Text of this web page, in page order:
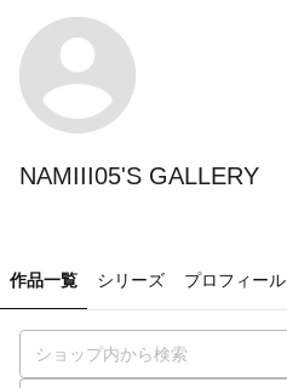
NAMIII05'S GALLERY
作品一覧 シリーズ プロフィール